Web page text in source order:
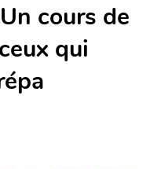
cours de
qui